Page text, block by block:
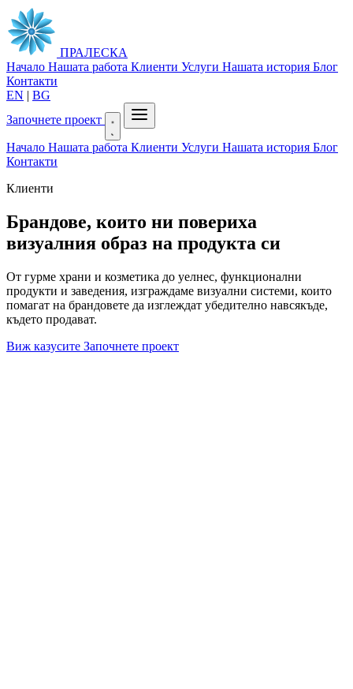
ПРАЛЕСКА
Начало Нашата работа Клиенти Услуги Нашата история Блог
Контакти
EN | BG
Започнете проект
Начало Нашата работа Клиенти Услуги Нашата история Блог
Контакти
Клиенти
Брандове, които ни повериха
визуалния образ на продукта си
От гурме храни и козметика до уелнес, функционални
продукти и заведения, изграждаме визуални системи, които
помагат на брандовете да изглеждат убедително навсякъде,
където продават.
Виж казусите Започнете проект